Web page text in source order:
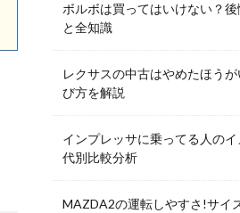
ボルボは買ってはいけない？
と全知識
レクサスの中古はやめたほう
び方を解説
インプレッサに乗ってる人の
代別比較分析
MAZDA2の運転しやすさ!サイ